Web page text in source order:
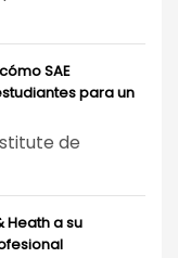
SAE
para un
de
Heath a su